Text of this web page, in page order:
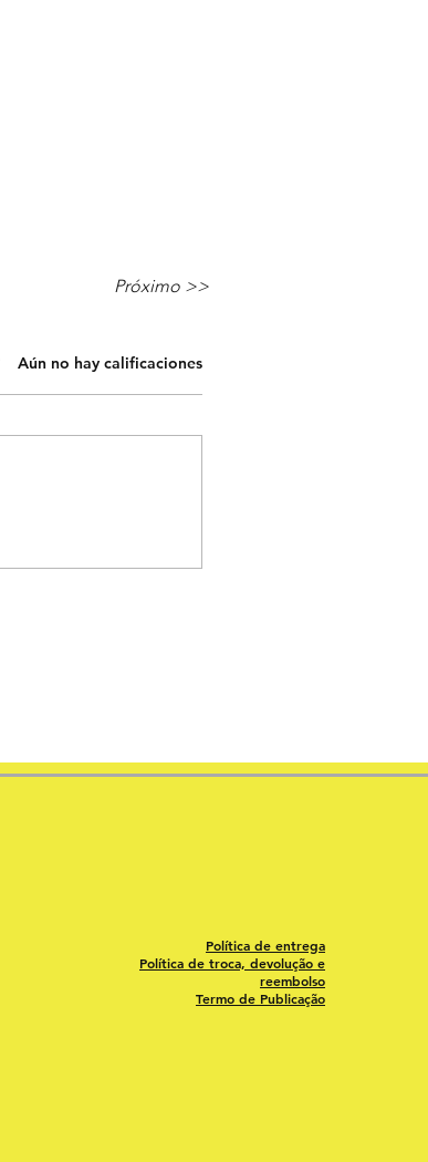
Próximo >>
Aún no hay calificaciones
Política de entrega
Política de troca, devolução e
reembolso
Termo de Publicação